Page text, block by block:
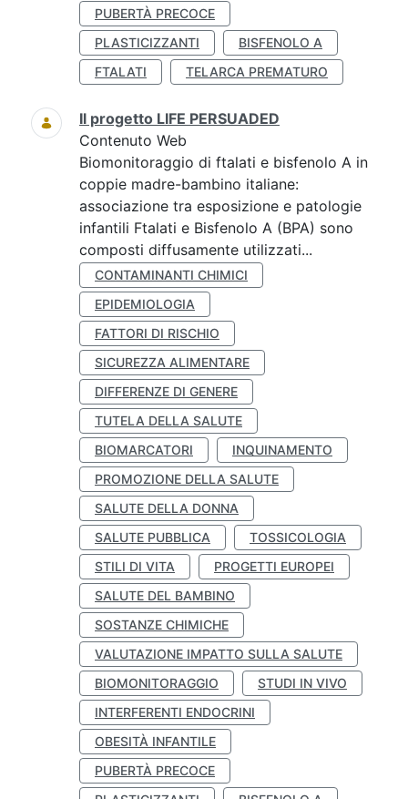
PUBERTÀ PRECOCE
PLASTICIZZANTI
BISFENOLO A
FTALATI
TELARCA PREMATURO
Il progetto LIFE PERSUADED
Contenuto Web
Biomonitoraggio di ftalati e bisfenolo A in
coppie madre-bambino italiane:
associazione tra esposizione e patologie
infantili Ftalati e Bisfenolo A (BPA) sono
composti diffusamente utilizzati...
CONTAMINANTI CHIMICI
EPIDEMIOLOGIA
FATTORI DI RISCHIO
SICUREZZA ALIMENTARE
DIFFERENZE DI GENERE
TUTELA DELLA SALUTE
BIOMARCATORI
INQUINAMENTO
PROMOZIONE DELLA SALUTE
SALUTE DELLA DONNA
SALUTE PUBBLICA
TOSSICOLOGIA
STILI DI VITA
PROGETTI EUROPEI
SALUTE DEL BAMBINO
SOSTANZE CHIMICHE
VALUTAZIONE IMPATTO SULLA SALUTE
BIOMONITORAGGIO
STUDI IN VIVO
INTERFERENTI ENDOCRINI
OBESITÀ INFANTILE
PUBERTÀ PRECOCE